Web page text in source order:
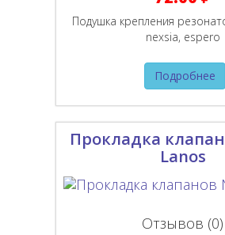
Подушка крепления
nexsia, espero
Подробнее
Прокладка
Lanos
Отзывов (0)